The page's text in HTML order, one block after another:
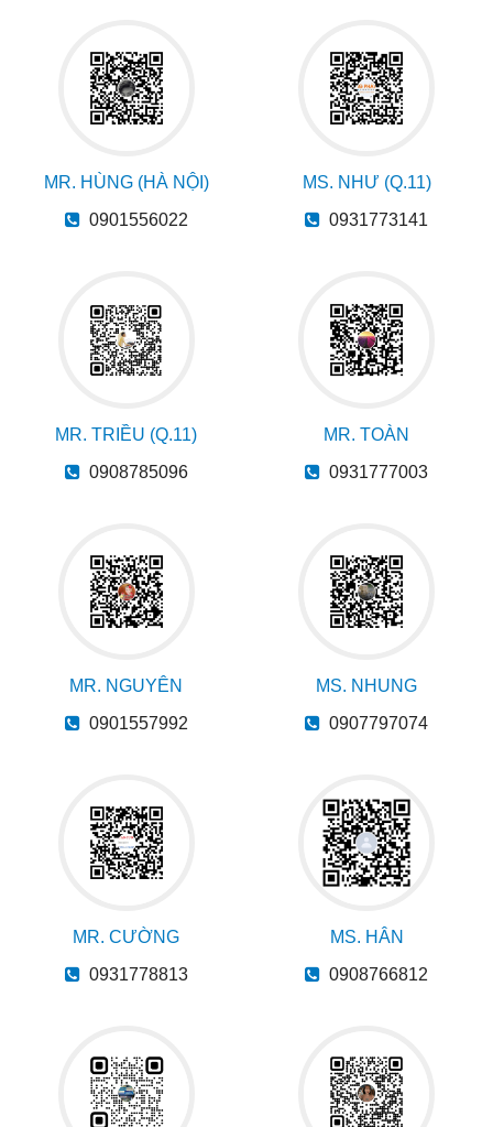
MR. HÙNG (HÀ NỘI)
0901556022
MS. NHƯ (Q.11)
0931773141
MR. TRIỀU (Q.11)
0908785096
MR. TOÀN
0931777003
MR. NGUYÊN
0901557992
MS. NHUNG
0907797074
MR. CƯỜNG
0931778813
MS. HÂN
0908766812